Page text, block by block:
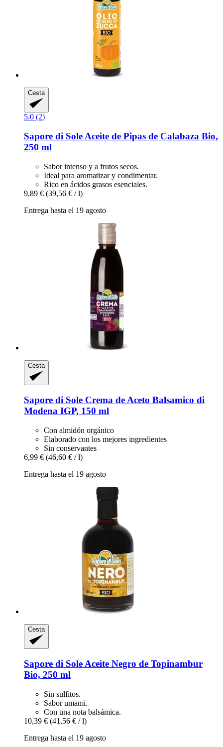
Cesta
5.0 (2)
Sapore di Sole Aceite de Pipas de Calabaza Bio,
250 ml
Sabor intenso y a frutos secos.
Ideal para aromatizar y condimentar.
Rico en ácidos grasos esenciales.
9,89 € (39,56 € / l)
Entrega hasta el 19 agosto
Cesta
Sapore di Sole Crema de Aceto Balsamico di
Modena IGP, 150 ml
Con almidón orgánico
Elaborado con los mejores ingredientes
Sin conservantes
6,99 € (46,60 € / l)
Entrega hasta el 19 agosto
Cesta
Sapore di Sole Aceite Negro de Topinambur
Bio, 250 ml
Sin sulfitos.
Sabor umami.
Con una nota balsámica.
10,39 € (41,56 € / l)
Entrega hasta el 19 agosto